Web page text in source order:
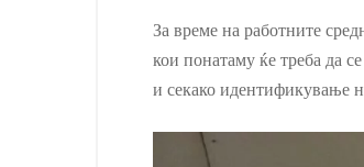
За време на работните
кои понатаму ќе треба да
и секако идентификување